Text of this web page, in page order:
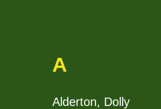
A
Alderton, Dolly